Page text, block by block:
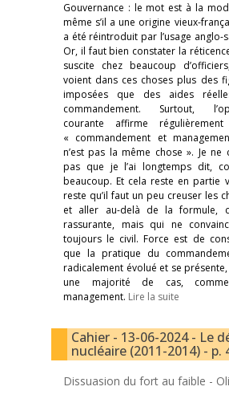
Gouvernance : le mot est à la
même s’il a une origine vieux-
a été réintroduit par l’usage anglo-
Or, il faut bien constater la
suscite chez beaucoup
voient dans ces choses plus des
imposées que des aides
commandement. Surtout,
courante affirme
« commandement et
n’est pas la même chose ». Je ne
pas que je l’ai longtemps dit,
beaucoup. Et cela reste en partie
reste qu’il faut un peu creuser les
et aller au-delà de la formule,
rassurante, mais qui ne
toujours le civil. Force est de
que la pratique du
radicalement évolué et se
une majorité de cas,
management. Lire la suite
Cahier - 13-06-2024 - Le
nucléaire (2011-2014) - p.
Dissuasion du fort au faible -